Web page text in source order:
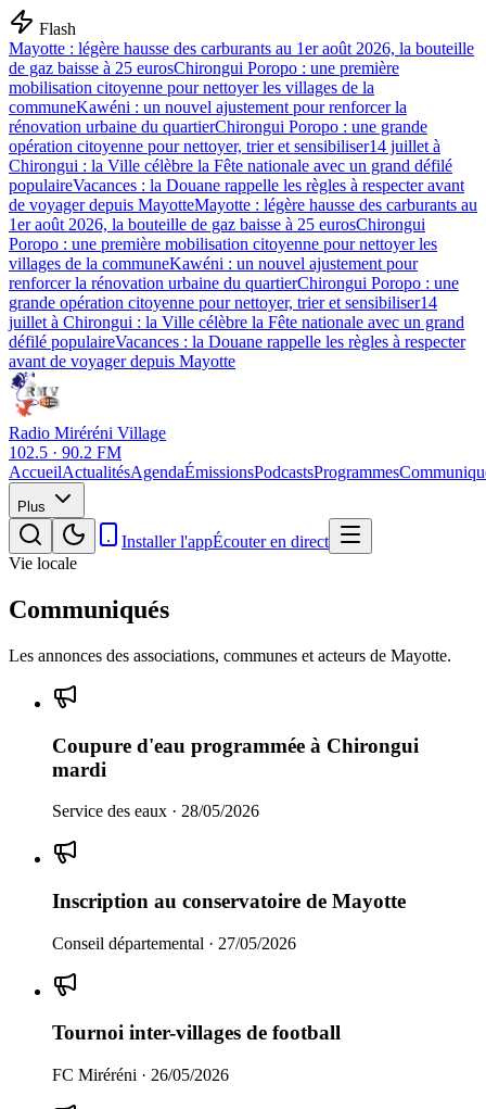
Flash
Mayotte : légère hausse des carburants au 1er août 2026, la bouteille
de gaz baisse à 25 eurosChirongui Poropo : une première
mobilisation citoyenne pour nettoyer les villages de la
communeKawéni : un nouvel ajustement pour renforcer la
rénovation urbaine du quartierChirongui Poropo : une grande
opération citoyenne pour nettoyer, trier et sensibiliser14 juillet à
Chirongui : la Ville célèbre la Fête nationale avec un grand défilé
populaireVacances : la Douane rappelle les règles à respecter avant
de voyager depuis MayotteMayotte : légère hausse des carburants au
1er août 2026, la bouteille de gaz baisse à 25 eurosChirongui
Poropo : une première mobilisation citoyenne pour nettoyer les
villages de la communeKawéni : un nouvel ajustement pour
renforcer la rénovation urbaine du quartierChirongui Poropo : une
grande opération citoyenne pour nettoyer, trier et sensibiliser14
juillet à Chirongui : la Ville célèbre la Fête nationale avec un grand
défilé populaireVacances : la Douane rappelle les règles à respecter
avant de voyager depuis Mayotte
Radio Miréréni Village
102.5 · 90.2 FM
AccueilActualitésAgendaÉmissionsPodcastsProgrammes
Plus
Installer l'appÉcouter en direct
Vie locale
Communiqués
Les annonces des associations, communes et acteurs de Mayotte.
Coupure d'eau programmée à Chirongui
mardi
Service des eaux · 28/05/2026
Inscription au conservatoire de Mayotte
Conseil départemental · 27/05/2026
Tournoi inter-villages de football
FC Miréréni · 26/05/2026